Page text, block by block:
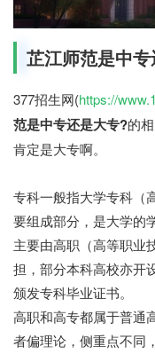
芷江师范是中
377招生网(https://
范是中专还是大专?的
肯定是大专啊。
专科一般指大学专科（
要组成部分，是大学的
主要由高职（高等职业
担，部分本科高校亦开
颁发专科毕业证书。
高职和高专都属于普通
者偏理论，侧重点不同